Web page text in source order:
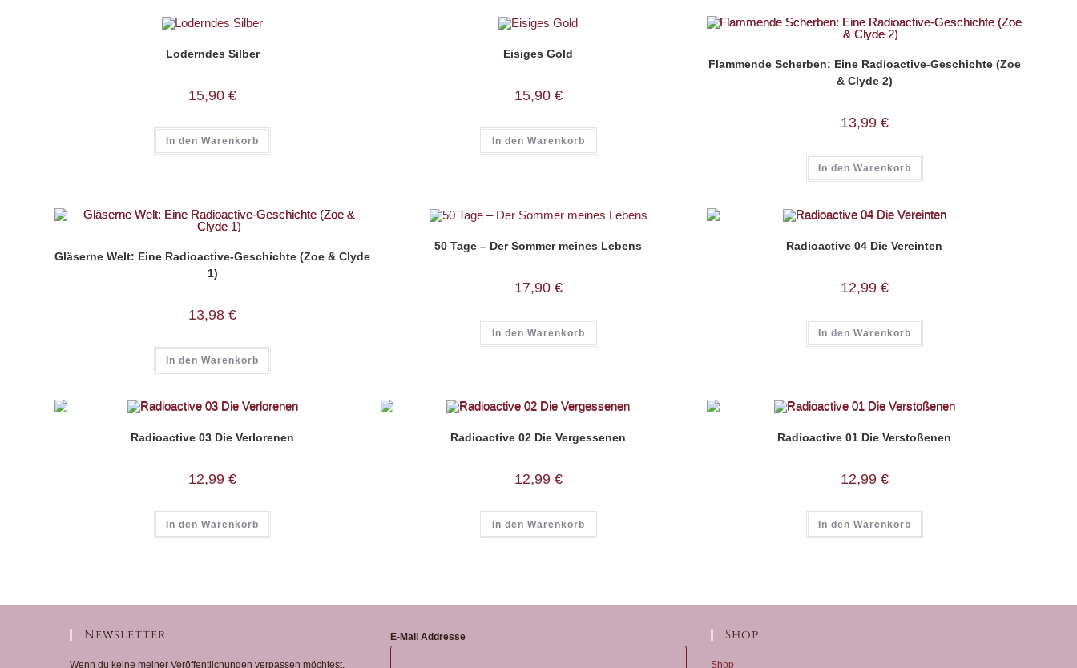
Loderndes Silber
15,90€
In den Warenkorb
Eisiges Gold
15,90 €
In den Warenkorb
Flammende Scherben: Eine Radioactive-Geschichte (Zoe
& Clyde 2)
13,99 €
In den Warenkorb
Gläserne Welt: Eine Radioactive-Geschichte (Zoe & Clyde
1)
13,98€
In den Warenkorb
50 Tage – Der Sommer meines Lebens
17,90 €
In den Warenkorb
Radioactive 04 Die Vereinten
12,99 €
In den Warenkorb
Radioactive 03 Die Verlorenen
12,99€
In den Warenkorb
Radioactive 02 Die Vergessenen
12,99 €
In den Warenkorb
Radioactive 01 Die Verstoßenen
12,99 €
In den Warenkorb
Newsletter
Wenn du keine meiner Veröffentlichungen verpassen möchtest,
E-Mail Addresse Shop
Shop